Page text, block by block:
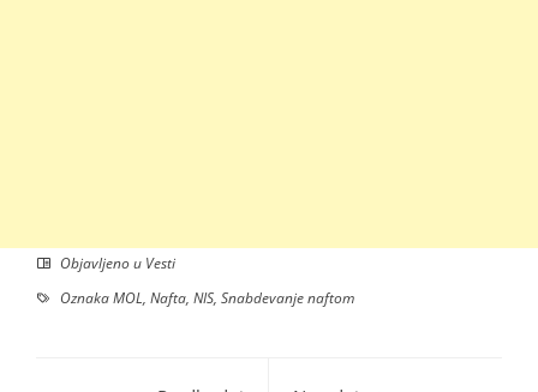
Objavljeno u Vesti
OznakaMOL, Nafta, NIS, Snabdevanje naftom